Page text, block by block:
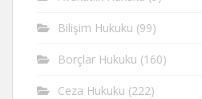
Bilişim Hukuku (99)
Borçlar Hukuku (160)
Ceza Hukuku (222)